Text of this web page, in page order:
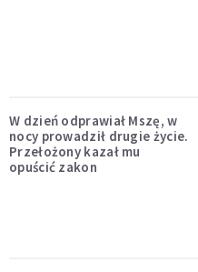
W dzień odprawiał Mszę, w
nocy prowadził drugie życie.
Przełożony kazał mu
opuścić zakon